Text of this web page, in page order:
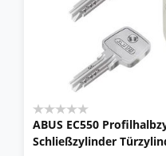
ABUS EC550
Schließzylinder